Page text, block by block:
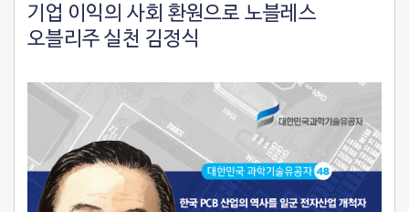
기업 이익의 사회 환원으로 노블레스
오블리주 실천 김정식